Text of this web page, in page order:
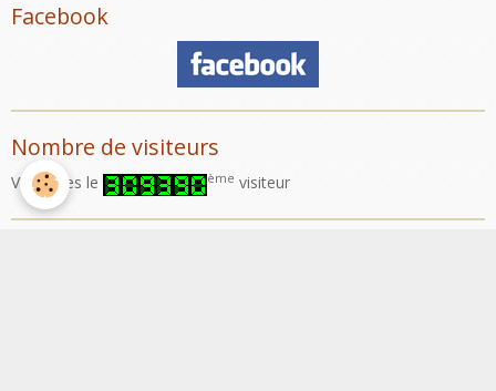
Facebook
Nombre de visiteurs
Vous êtes le ème visiteur